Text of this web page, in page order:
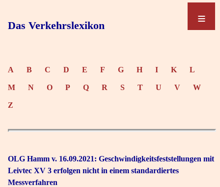
Das Verkehrslexikon ≡
≡
A B C D E F G H I K L
M N O P Q R S T U V W
Z
OLG Hamm v. 16.09.2021: Geschwindigkeitsfeststellungen mit
Leivtec XV 3 erfolgen nicht in einem standardiertes
Messverfahren